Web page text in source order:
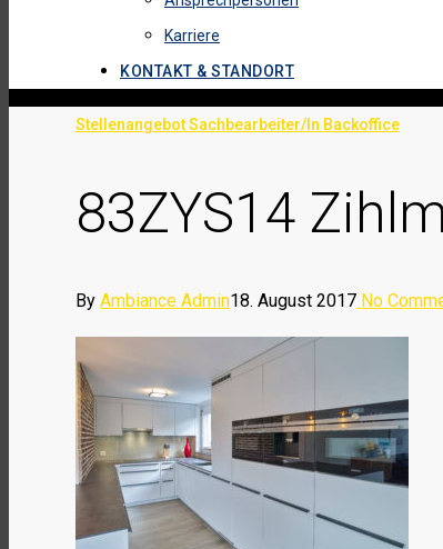
Karriere
KONTAKT & STANDORT
Stellenangebot Sachbearbeiter/In Backoffice
83ZYS14
By Ambiance Admin18. August 2017 No